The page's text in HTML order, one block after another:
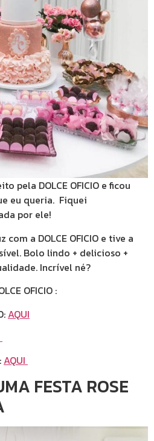
pela DOLCE OFICIO e ficou
eu queria. Fiquei
por ele!
a DOLCE OFICIO e tive a
Bolo lindo + delicioso +
Incrível né?
OFICIO :
AQUI
AQUI
FESTA ROSE